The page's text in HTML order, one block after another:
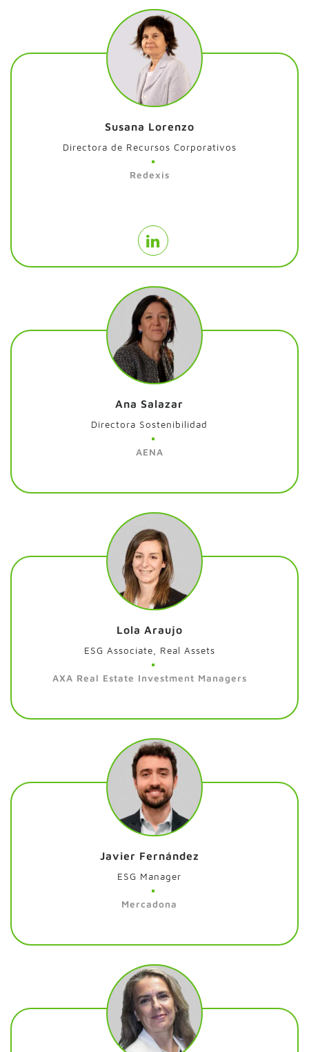
Susana Lorenzo
Directora de Recursos Corporativos
Redexis
Ana Salazar
Directora Sostenibilidad
AENA
Lola Araujo
ESG Associate, Real Assets
AXA Real Estate Investment Managers
Javier Fernández
ESG Manager
Mercadona